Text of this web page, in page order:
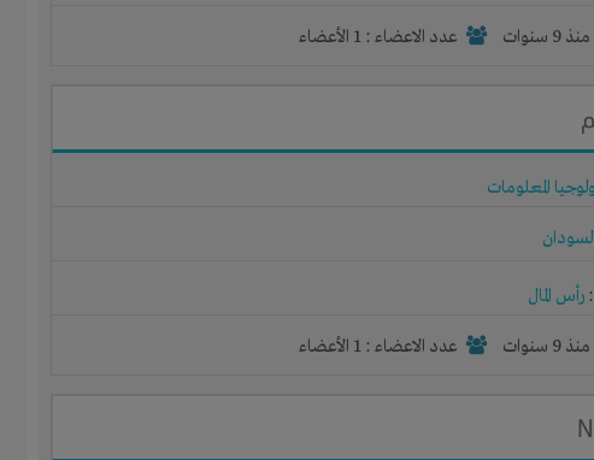
منذ 9 سنوات عدد الاعضاء : 1 الأعضاء
المعلومات
رأس المال
منذ 9 سنوات عدد الاعضاء : 1 الأعضاء